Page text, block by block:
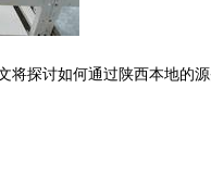
探讨如何通过陕西本地的